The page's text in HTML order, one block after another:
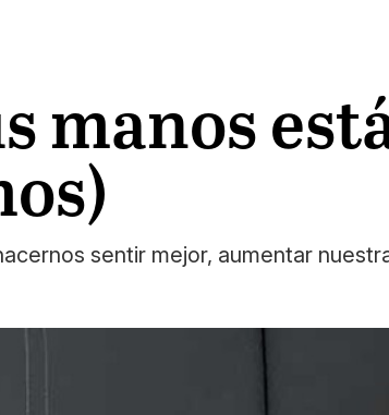
manos
sentir mejor, aumentar